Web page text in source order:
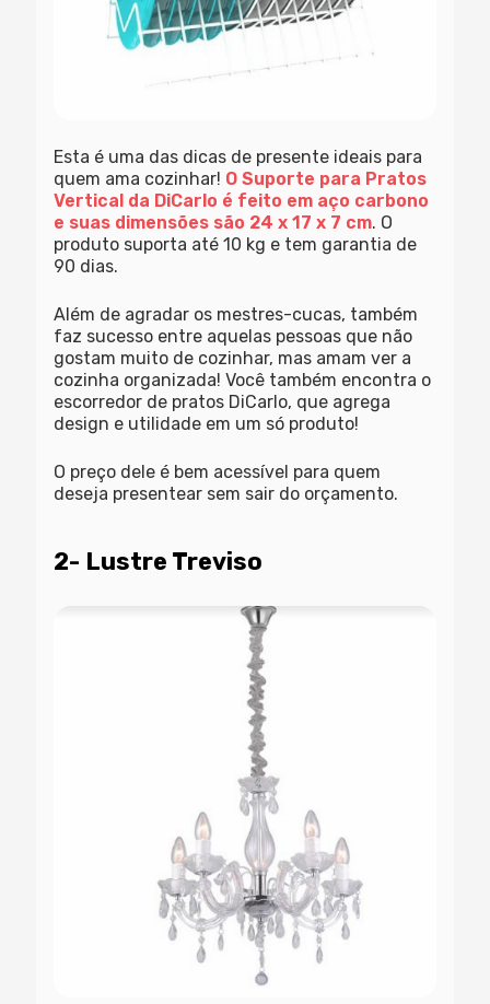
Esta é uma das dicas de presente ideais para
quem ama cozinhar! O Suporte para Pratos
Vertical da DiCarlo é feito em aço carbono
e suas dimensões são 24 x 17 x 7 cm. O
produto suporta até 10 kg e tem garantia de
90 dias.
Além de agradar os mestres-cucas, também
faz sucesso entre aquelas pessoas que não
gostam muito de cozinhar, mas amam ver a
cozinha organizada! Você também encontra o
escorredor de pratos DiCarlo, que agrega
design e utilidade em um só produto!
O preço dele é bem acessível para quem
deseja presentear sem sair do orçamento.
2- Lustre Treviso